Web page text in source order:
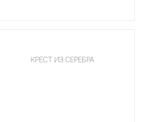
КРЕСТ ИЗ СЕРЕБРА